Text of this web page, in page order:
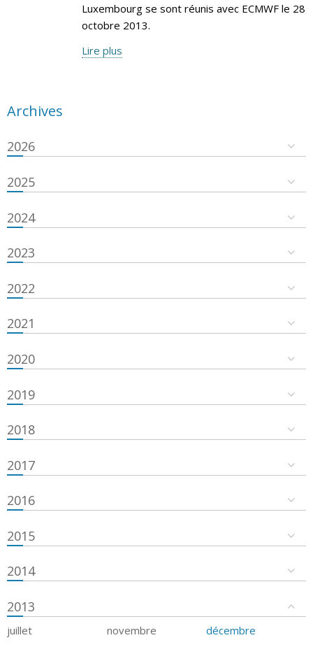
Luxembourg se sont réunis avec ECMWF le 28
octobre 2013.
Lire plus
Archives
2026
2025
2024
2023
2022
2021
2020
2019
2018
2017
2016
2015
2014
2013
juillet novembre décembre